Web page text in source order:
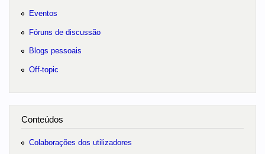
Eventos
Fóruns de discussão
Blogs pessoais
Off-topic
Conteúdos
Colaborações dos utilizadores